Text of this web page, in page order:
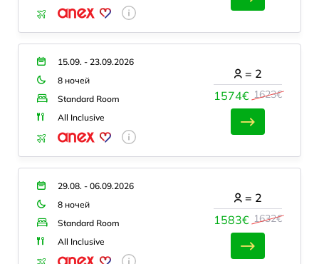
15.09. - 23.09.2026
8 ночей
Standard Room
All Inclusive
1574€ 1623€
= 2
29.08. - 06.09.2026
8 ночей
Standard Room
All Inclusive
1583€ 1632€
= 2